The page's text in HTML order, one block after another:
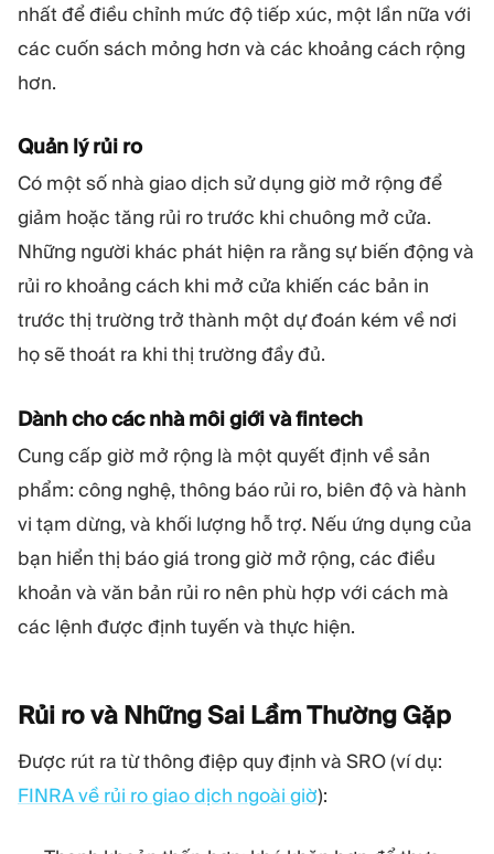
nhất để điều chỉnh mức độ tiếp xúc, một lần nữa với
các cuốn sách mỏng hơn và các khoảng cách rộng
hơn.
Quản lý rủi ro
Có một số nhà giao dịch sử dụng giờ mở rộng để
giảm hoặc tăng rủi ro trước khi chuông mở cửa.
Những người khác phát hiện ra rằng sự biến động và
rủi ro khoảng cách khi mở cửa khiến các bản in
trước thị trường trở thành một dự đoán kém về nơi
họ sẽ thoát ra khi thị trường đầy đủ.
Dành cho các nhà môi giới và fintech
Cung cấp giờ mở rộng là một quyết định về sản
phẩm: công nghệ, thông báo rủi ro, biên độ và hành
vi tạm dừng, và khối lượng hỗ trợ. Nếu ứng dụng của
bạn hiển thị báo giá trong giờ mở rộng, các điều
khoản và văn bản rủi ro nên phù hợp với cách mà
các lệnh được định tuyến và thực hiện.
Rủi ro và Những Sai Lầm Thường Gặp
Được rút ra từ thông điệp quy định và SRO (ví dụ:
FINRA về rủi ro giao dịch ngoài giờ):